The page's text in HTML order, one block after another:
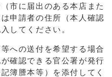
市に届出のある本店また
申請者の住所（本人確認
してください。
への送付を希望する場合
確認できる官公署が発行
簿謄本等）を添付してく